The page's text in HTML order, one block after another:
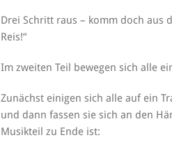
Drei Schritt raus – komm doch aus
Reis!“
Im zweiten Teil bewegen sich alle
Zunächst einigen sich alle auf ein
und dann fassen sie sich an den
Musikteil zu Ende ist: